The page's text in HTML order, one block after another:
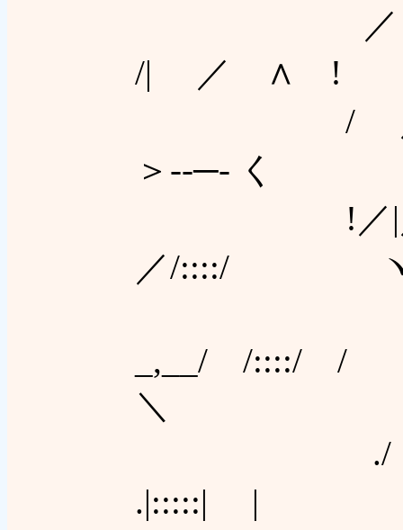
／ /.
/| ／
/ ／ .!
＞--─‐
!／|／∨
／/
＼
./ し